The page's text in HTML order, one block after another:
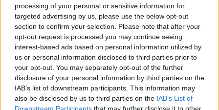
processing of your personal or sensitive information for
targeted advertising by us, please use the below opt-out
section to confirm your selection. Please note that after your
opt-out request is processed you may continue seeing
interest-based ads based on personal information utilized by
us or personal information disclosed to third parties prior to
your opt-out. You may separately opt-out of the further
disclosure of your personal information by third parties on the
IAB’s list of downstream participants. This information may
also be disclosed by us to third parties on the IAB’s List of
Πάολα: Ερμήνευσε Μίκη Θεοδωράκη
στα «Πρέσπεια» και εντυπωσίασε (vid)
Τραγούδια του Μίκη Θεοδωράκη ερμήνευσε
η Πάολα στα «Πρέσπεια» και προκάλεσε
ποικίλα σχόλια
ΑΛΛΑ #TAGS
Γιώργος Λιάνης
Πάολα